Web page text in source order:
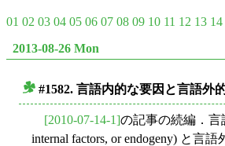
01 02 03 04 05 06 07 08 09 10 11 12 13 14
2013-08-26 Mon
#1582. 言語内的な要因と言語外
[2010-07-14-1]の記事の続編．言
internal factors, or endogeny) と言